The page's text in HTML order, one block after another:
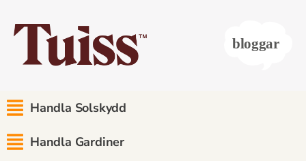
Handla Solskydd
Handla Gardiner